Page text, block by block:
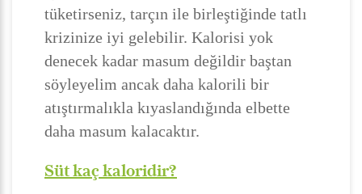
tüketirseniz, tarçın ile birleştiğinde tatlı
krizinize iyi gelebilir. Kalorisi yok
denecek kadar masum değildir baştan
söyleyelim ancak daha kalorili bir
atıştırmalıkla kıyaslandığında elbette
daha masum kalacaktır.
Süt kaç kaloridir?